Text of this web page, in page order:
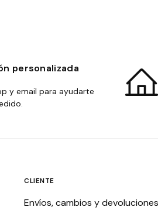
personalizada
y email para ayudarte
CLIENTE
Envíos, cambios y